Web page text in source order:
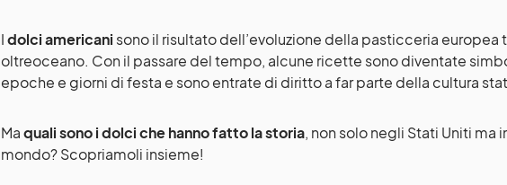
Idolci americani sono il risultato dell’evoluzione della pasticceria europea
oltreoceano. Con il passare del tempo, alcune ricette sono diventate
epoche e giorni di festa e sono entrate di diritto a far parte della cultura
Maquali sono i dolci che hanno fatto la storia, non solo negli Stati Uniti ma
mondo? Scopriamoli insieme!